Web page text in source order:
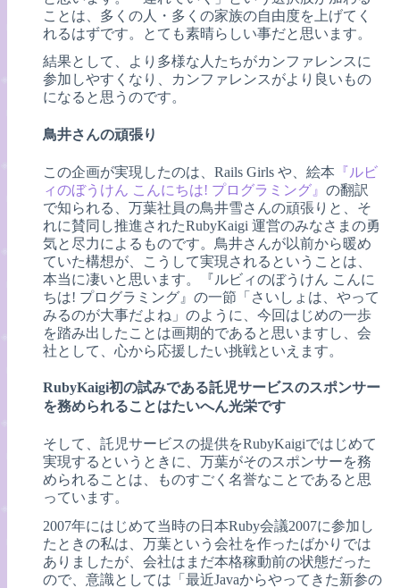
ことは、多くの人・多くの家族の自由度を上げてく
れるはずです。とても素晴らしい事だと思います。
結果として、より多様な人たちがカンファレンスに
参加しやすくなり、カンファレンスがより良いもの
になると思うのです。
鳥井さんの頑張り
この企画が実現したのは、Rails Girls や、絵本 『ルビ
ィのぼうけん こんにちは! プログラミング』の翻訳
で知られる、万葉社員の鳥井雪さんの頑張りと、そ
れに賛同し推進されたRubyKaigi 運営のみなさまの勇
気と尽力によるものです。鳥井さんが以前から暖め
ていた構想が、こうして実現されるということは、
本当に凄いと思います。『ルビィのぼうけん こんに
ちは! プログラミング』の一節「さいしょは、やって
みるのが大事だよね」のように、今回はじめの一歩
を踏み出したことは画期的であると思いますし、会
社として、心から応援したい挑戦といえます。
RubyKaigi初の試みである託児サービスのスポンサー
を務められることはたいへん光栄です
そして、託児サービスの提供をRubyKaigiではじめて
実現するというときに、万葉がそのスポンサーを務
められることは、ものすごく名誉なことであると思
っています。
2007年にはじめて当時の日本Ruby会議2007に参加し
たときの私は、万葉という会社を作ったばかりでは
ありましたが、会社はまだ本格稼動前の状態だった
ので、意識としては「最近Javaからやってきた新参の